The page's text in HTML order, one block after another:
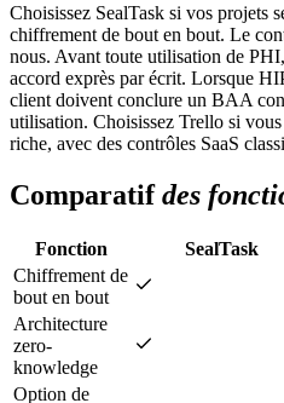
Choisissez SealTask si vos projets
chiffrement de bout en bout. Le
nous. Avant toute utilisation de
accord exprès par écrit. Lorsque
client doivent conclure un BAA
utilisation. Choisissez Trello si
riche, avec des contrôles SaaS
Comparatifdes
Fonction SealTask
Chiffrement de
bout en bout
Architecture
zero-
knowledge
Option de